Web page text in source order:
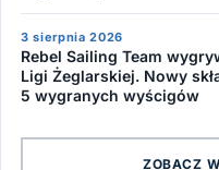
3 sierpnia 2026
Rebel Sailing Team
Ligi Żeglarskiej. Nowy
5 wygranych wyścigów
ZOBACZ